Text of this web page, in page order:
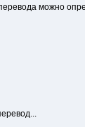
можно